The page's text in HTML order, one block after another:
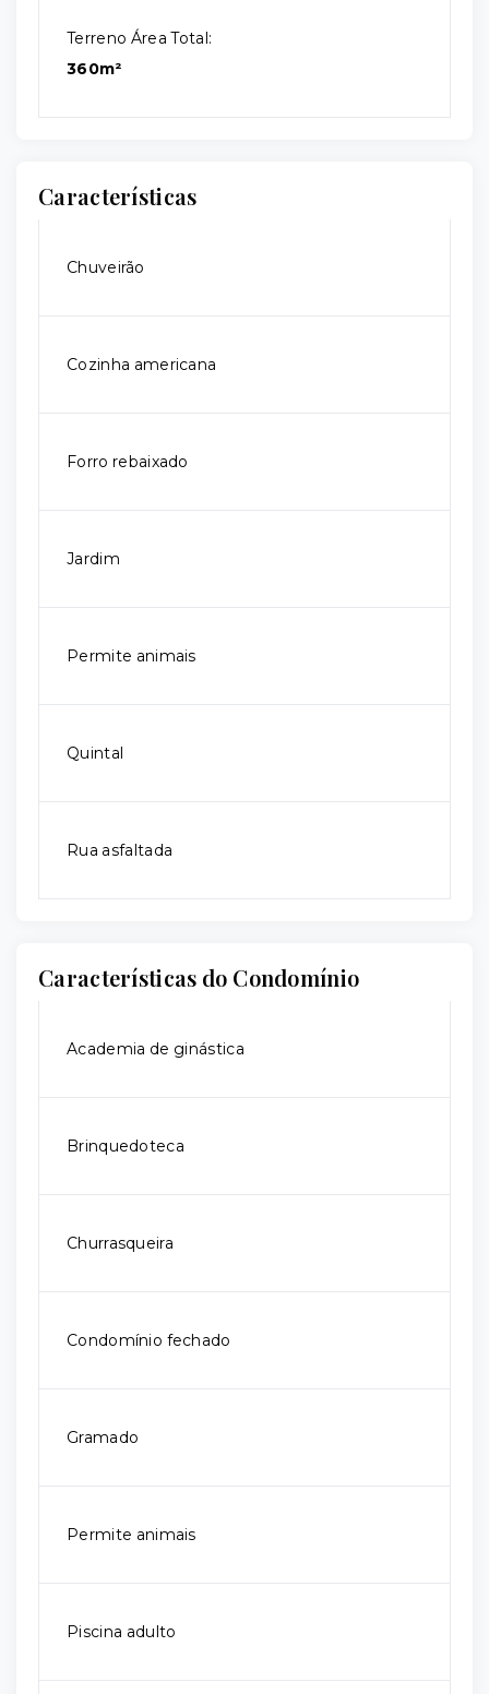
Terreno Área Total:
360m²
Características
Chuveirão
Cozinha americana
Forro rebaixado
Jardim
Permite animais
Quintal
Rua asfaltada
Características do Condomínio
Academia de ginástica
Brinquedoteca
Churrasqueira
Condomínio fechado
Gramado
Permite animais
Piscina adulto